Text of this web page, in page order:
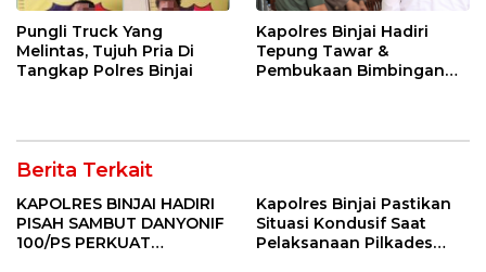
Pungli Truck Yang
Melintas, Tujuh Pria Di
Tangkap Polres Binjai
Kapolres Binjai Hadiri
Tepung Tawar &
Pembukaan Bimbingan
Berita Terkait
KAPOLRES BINJAI HADIRI
PISAH SAMBUT DANYONIF
100/PS PERKUAT
Kapolres Binjai Pastikan
Situasi Kondusif Saat
Pelaksanaan Pilkades